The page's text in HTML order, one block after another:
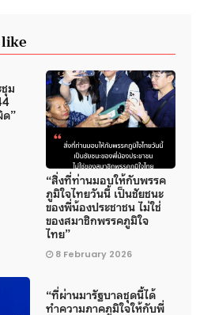
ม
ด”
“สิ่งที่ท่านมอบให้กับพรรค
ภูมิใจไทยวันนี้ เป็นชัยชนะ
ของพี่น้องประชาชน ไม่ใช่
ของสมาชิกพรรคภูมิใจ
ไทย”
8 February 2026
“ที่ผ่านมารัฐบาลชุดนี้ได้
ทำความภาคภูมิใจให้กับพี่